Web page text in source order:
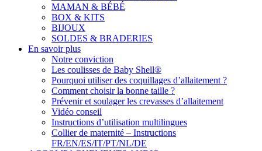
MAMAN & BÉBÉ
BOX & KITS
BIJOUX
SOLDES & BRADERIES
En savoir plus
Notre conviction
Les coulisses de Baby Shell®
Pourquoi utiliser des coquillages d’allaitement ?
Comment choisir la bonne taille ?
Prévenir et soulager les crevasses d’allaitement
Vidéo conseil
Instructions d’utilisation multilingues
Collier de maternité – Instructions
FR/EN/ES/IT/PT/NL/DE